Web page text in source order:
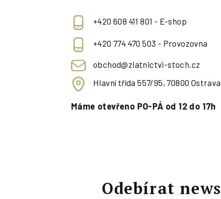
+420 608 411 801 - E-shop
+420 774 470 503 - Provozovna
obchod@zlatnictvi-stoch.cz
Hlavní třída 557/95, 70800
Máme otevřeno PO-PÁ od 12 do 17h
Odebírat